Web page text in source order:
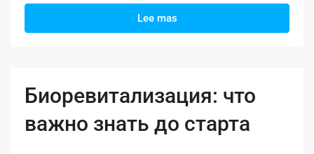
Lee mas
Биоревитализация: что
важно знать до старта